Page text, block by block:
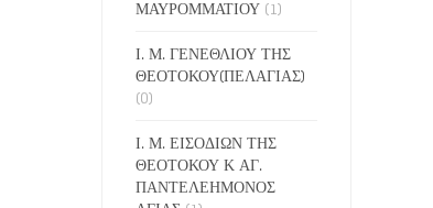
ΜΑΥΡΟΜΜΑΤΙΟΥ (1)
Ι. Μ. ΓΕΝΕΘΛΙΟΥ ΤΗΣ
ΘΕΟΤΟΚΟΥ(ΠΕΛΑΓΙΑΣ)
(0)
Ι. Μ. ΕΙΣΟΔΙΩΝ ΤΗΣ
ΘΕΟΤΟΚΟΥ Κ ΑΓ.
ΠΑΝΤΕΛΕΗΜΟΝΟΣ